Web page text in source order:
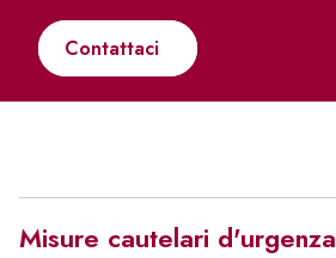
Contattaci
Misure cautelari d'urgenza